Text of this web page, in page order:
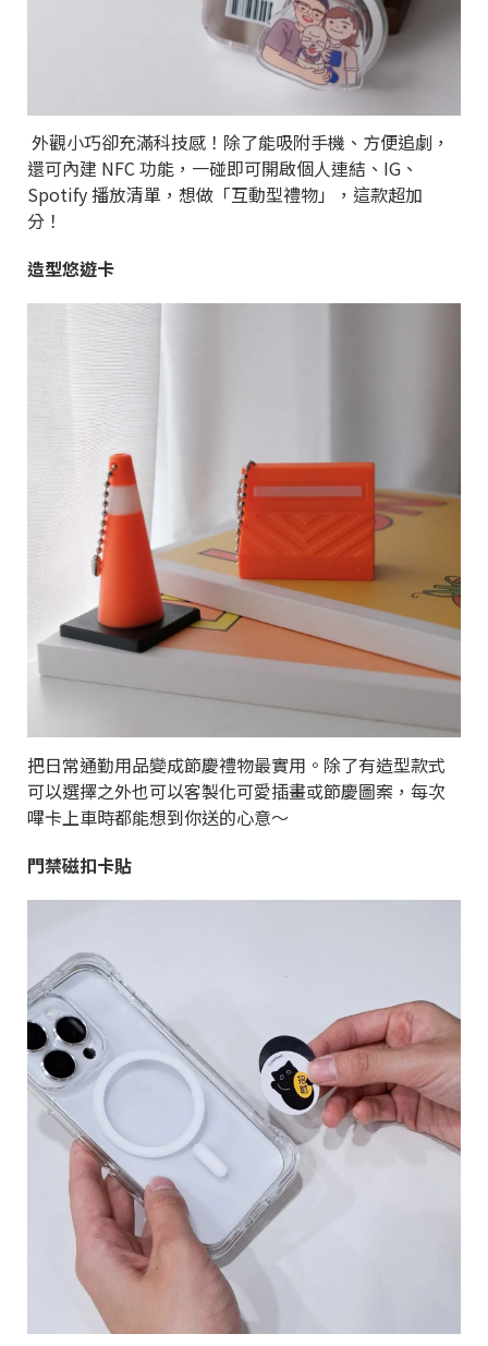
外觀小巧卻充滿科技感！除了能吸附手機、方便追劇，
還可內建 NFC 功能，一碰即可開啟個人連結、IG、
Spotify 播放清單，想做「互動型禮物」，這款超加
分！
造型悠遊卡
把日常通勤用品變成節慶禮物最實用。除了有造型款式
可以選擇之外也可以客製化可愛插畫或節慶圖案，每次
嗶卡上車時都能想到你送的心意～
門禁磁扣卡貼